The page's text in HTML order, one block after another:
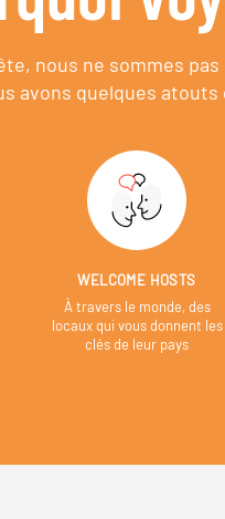
nous ne sommes
avons quelques
WELCOME HOSTS
À travers le monde, des
locaux qui vous donnent les
clés de leur pays